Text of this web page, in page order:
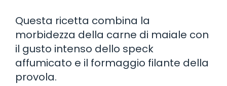
Questa ricetta combina la
morbidezza della carne di maiale con
il gusto intenso dello speck
affumicato e il formaggio filante della
provola.